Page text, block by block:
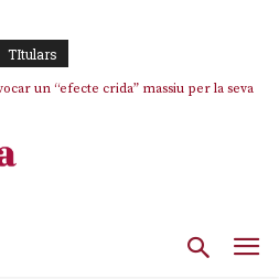
TItulars
un “efecte crida” massiu per la seva